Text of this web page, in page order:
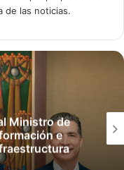
de las noticias.
Ministro de
e